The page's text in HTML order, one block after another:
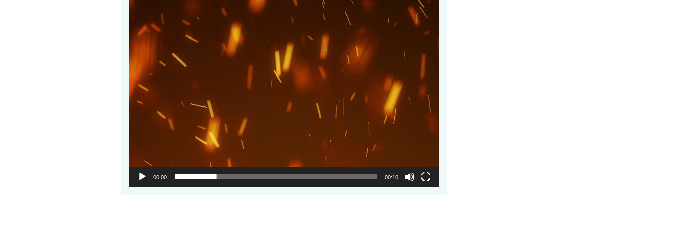
00:00 00:10